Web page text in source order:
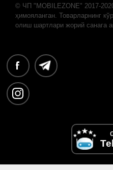
© ЧП "MOBILEZONE" 2017-
ҳимояланган. Товарларнинг
олиш шартлари жорий санага